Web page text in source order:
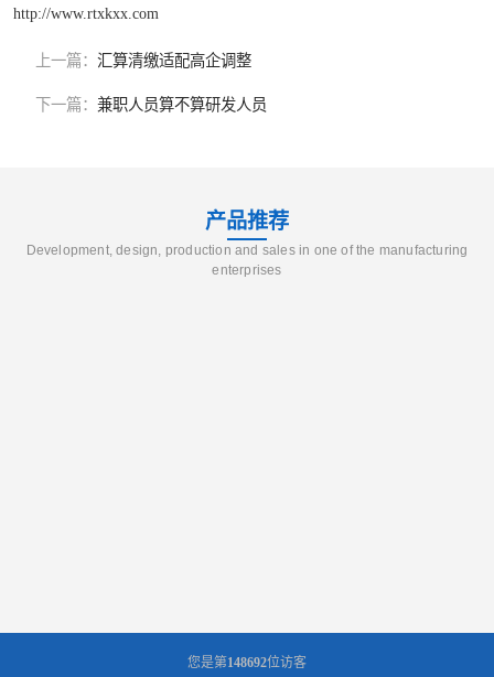
http://www.rtxkxx.com
上一篇： 汇算清缴适配高企调整
下一篇： 兼职人员算不算研发人员
产品推荐
Development, design, production and sales in one of the manufacturing
enterprises
您是第148692位访客